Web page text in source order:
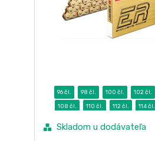
96 čl. 98 čl. 100 čl. 102 čl.
108 čl.
110 čl. 112 čl. 114 čl.
Skladom u dodávateľa